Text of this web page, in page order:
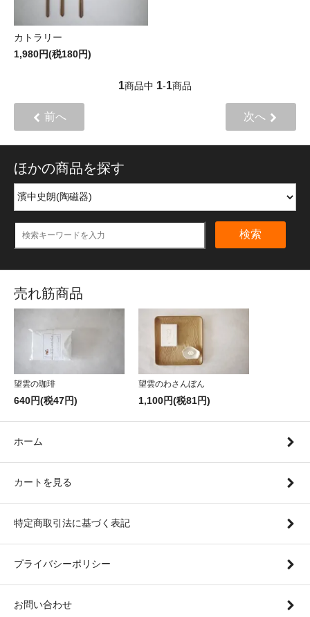
カトラリー
1,980円(税180円)
1商品中 1-1商品
前へ 次へ
ほかの商品を探す
検索
売れ筋商品
望雲の珈琲
640円(税47円)
望雲のわさんぼん
1,100円(税81円)
ホーム
カートを見る
特定商取引法に基づく表記
プライバシーポリシー
お問い合わせ